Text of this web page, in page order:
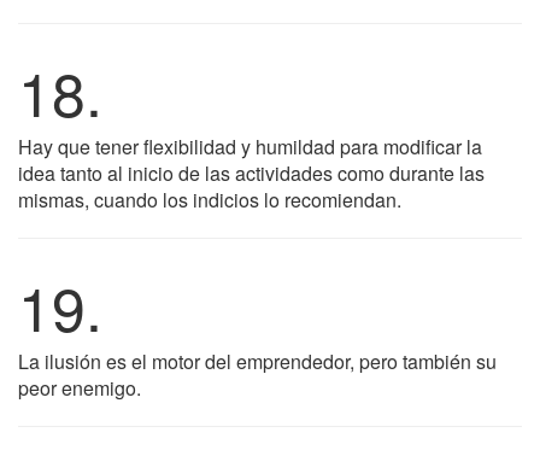
18.
Hay que tener flexibilidad y humildad para modificar la
idea tanto al inicio de las actividades como durante las
mismas, cuando los indicios lo recomiendan.
19.
La ilusión es el motor del emprendedor, pero también su
peor enemigo.